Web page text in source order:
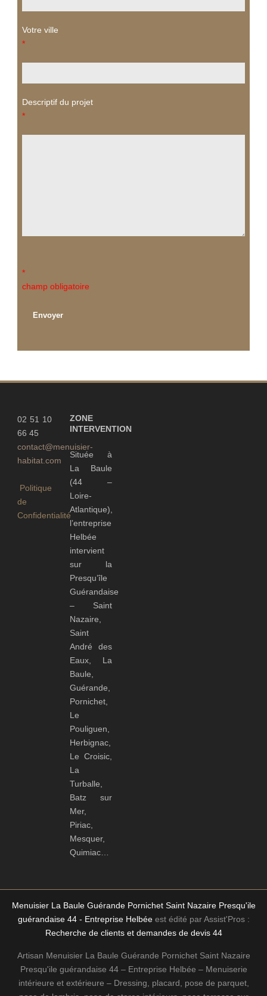
Votre ville
*
Descriptif du projet
*
*
champ obligatoire
02 51 10
66 45
contact@menuisier-
habitat.com
Politique
de
Confidentialité
ZONE
INTERVENTION
Située à
La Baule
(44 –
Loire-
Atlantique),
l’entreprise
Helbée
intervient
sur la
Presqu’île
Guérandaise
– Saint
Nazaire,
Saint
André des
Eaux, La
Baule,
Guérande,
Pornichet,
Le
Pouliguen,
Herbignac,
Le Croisic,
La
Turballe,
Batz sur
Mer,
Piriac,
Mesquer,
Quimiac…
Menuisier La Baule Guérande Pornichet Saint Nazaire Presqu'ile
guérandaise 44 - Entreprise Helbéeest édité par Assist'Pros :
Recherche de clients et demandes de devis 44
Artisan Menuisier La Baule Guérande Pornichet Saint Nazaire
Presqu'ile guérandaise 44 – Entreprise Helbée – Menuiserie
intérieure et extérieure – Dressing, placard, pose de parquet,